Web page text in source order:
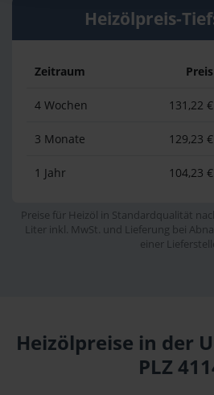
Heizölpreis-
Zeitraum Preis
4 Wochen 131,22 €
3 Monate 129,23 €
1 Jahr 104,23 €
Preise für Heizöl in Standardqualität
Liter inkl. MwSt. und Lieferung bei
einer
Heizölpreise in der
PLZ